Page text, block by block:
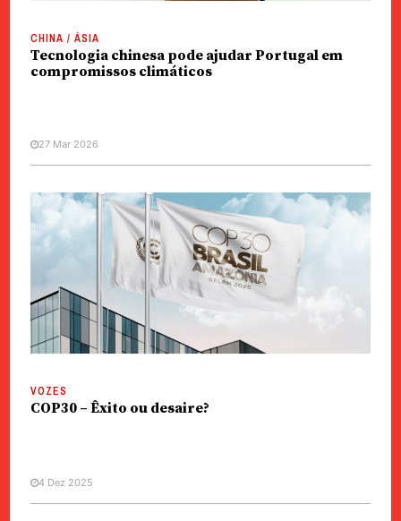
CHINA / ÁSIA
Tecnologia chinesa pode ajudar Portugal em
compromissos climáticos
27 Mar 2026
VOZES
COP30 – Êxito ou desaire?
4 Dez 2025